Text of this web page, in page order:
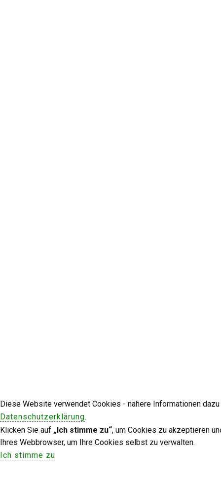
Diese Website verwendet Cookies - nähere Informationen
Datenschutzerklärung.
Klicken Sie auf „Ich stimme zu“, um Cookies zu akzeptieren
Ihres Webbrowser, um Ihre Cookies selbst zu verwalten.
Ich stimme zu